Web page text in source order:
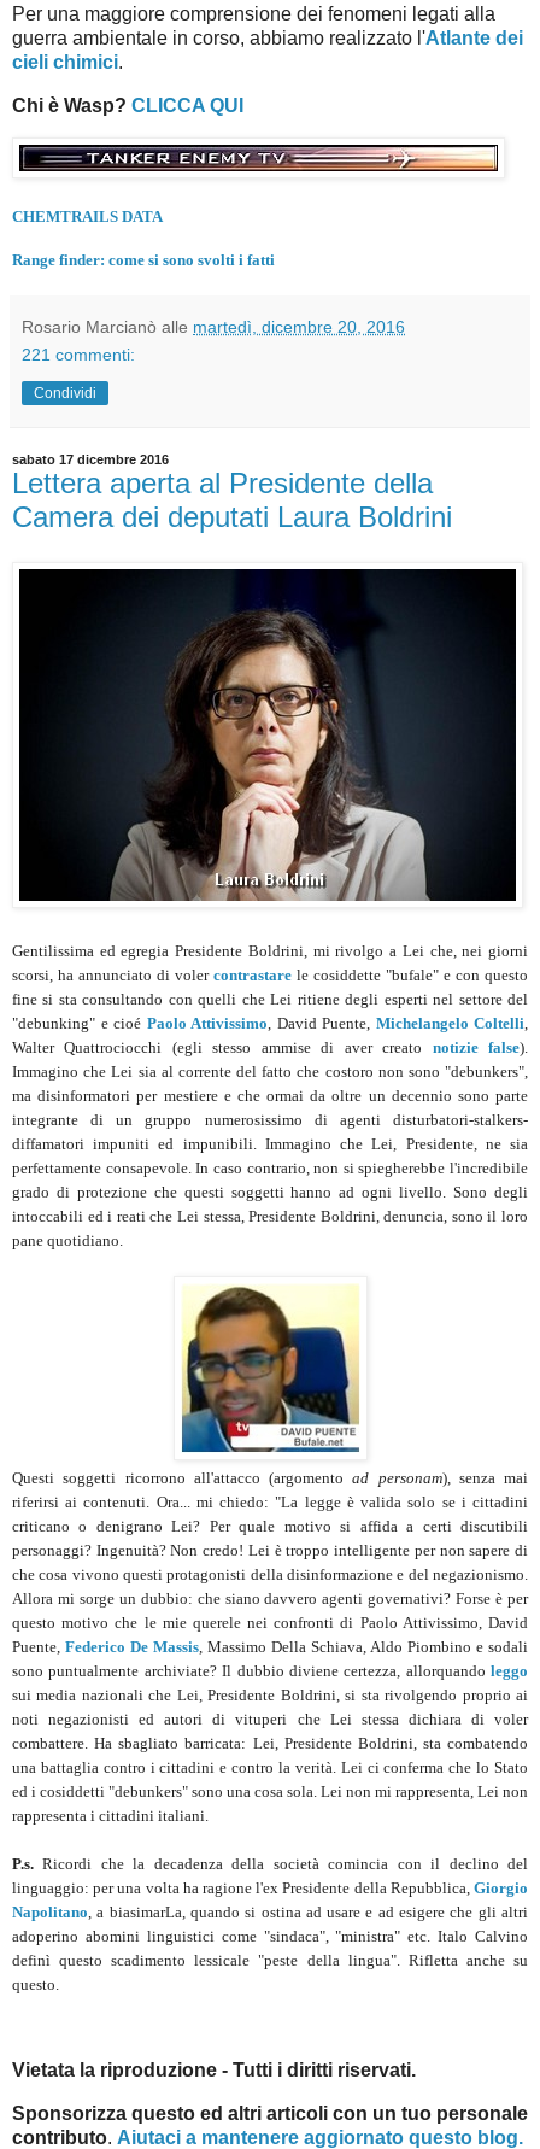
Per una maggiore comprensione dei fenomeni legati alla
guerra ambientale in corso, abbiamo realizzato l'Atlante dei
cieli chimici.
Chi è Wasp? CLICCA QUI
CHEMTRAILS DATA
Range finder: come si sono svolti i fatti
Rosario Marcianò alle martedì, dicembre 20, 2016
221 commenti:
Condividi
sabato 17 dicembre 2016
Lettera aperta al Presidente della
Camera dei deputati Laura Boldrini
Gentilissima ed egregia Presidente Boldrini, mi rivolgo a Lei che, nei giorni
scorsi, ha annunciato di voler contrastare le cosiddette "bufale" e con questo
fine si sta consultando con quelli che Lei ritiene degli esperti nel settore del
"debunking" e cioé Paolo Attivissimo, David Puente, Michelangelo Coltelli,
Walter Quattrociocchi (egli stesso ammise di aver creato notizie false).
Immagino che Lei sia al corrente del fatto che costoro non sono "debunkers",
ma disinformatori per mestiere e che ormai da oltre un decennio sono parte
integrante di un gruppo numerosissimo di agenti disturbatori-stalkers-
diffamatori impuniti ed impunibili. Immagino che Lei, Presidente, ne sia
perfettamente consapevole. In caso contrario, non si spiegherebbe l'incredibile
grado di protezione che questi soggetti hanno ad ogni livello. Sono degli
intoccabili ed i reati che Lei stessa, Presidente Boldrini, denuncia, sono il loro
pane quotidiano.
Questi soggetti ricorrono all'attacco (argomentoad personam), senza mai
riferirsi ai contenuti. Ora... mi chiedo: "La legge è valida solo se i cittadini
criticano o denigrano Lei? Per quale motivo si affida a certi discutibili
personaggi? Ingenuità? Non credo! Lei è troppo intelligente per non sapere di
che cosa vivono questi protagonisti della disinformazione e del negazionismo.
Allora mi sorge un dubbio: che siano davvero agenti governativi? Forse è per
questo motivo che le mie querele nei confronti di Paolo Attivissimo, David
Puente, Federico De Massis, Massimo Della Schiava, Aldo Piombino e sodali
sono puntualmente archiviate? Il dubbio diviene certezza, allorquando leggo
sui media nazionali che Lei, Presidente Boldrini, si sta rivolgendo proprio ai
noti negazionisti ed autori di vituperi che Lei stessa dichiara di voler
combattere. Ha sbagliato barricata: Lei, Presidente Boldrini, sta combatendo
una battaglia contro i cittadini e contro la verità. Lei ci conferma che lo Stato
ed i cosiddetti "debunkers" sono una cosa sola. Lei non mi rappresenta, Lei non
rappresenta i cittadini italiani.
P.s. Ricordi che la decadenza della società comincia con il declino del
linguaggio: per una volta ha ragione l'ex Presidente della Repubblica, Giorgio
Napolitano, a biasimarLa, quando si ostina ad usare e ad esigere che gli altri
adoperino abomini linguistici come "sindaca", "ministra" etc. Italo Calvino
definì questo scadimento lessicale "peste della lingua". Rifletta anche su
questo.
Vietata la riproduzione - Tutti i diritti riservati.
Sponsorizza questo ed altri articoli con un tuo personale
contributo. Aiutaci a mantenere aggiornato questo blog.